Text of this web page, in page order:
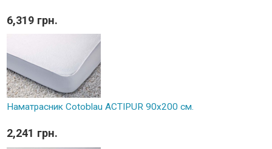
6,319 грн.
Наматрасник Cotoblau ACTIPUR 90х200 см.
2,241 грн.